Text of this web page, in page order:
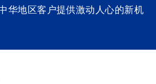
华地区客户提供激动人心的新机